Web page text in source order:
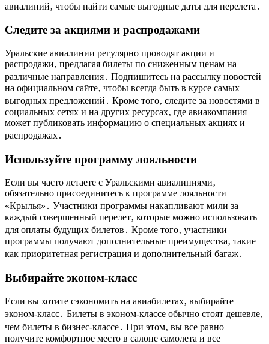
авиалиний‚ чтобы найти самые выгодные даты для перелета․
Следите за акциями и распродажами
Уральские авиалинии регулярно проводят акции и
распродажи‚ предлагая билеты по сниженным ценам на
различные направления․ Подпишитесь на рассылку новостей
на официальном сайте‚ чтобы всегда быть в курсе самых
выгодных предложений․ Кроме того‚ следите за новостями в
социальных сетях и на других ресурсах‚ где авиакомпания
может публиковать информацию о специальных акциях и
распродажах․
Используйте программу лояльности
Если вы часто летаете с Уральскими авиалиниями‚
обязательно присоединитесь к программе лояльности
«Крылья»․ Участники программы накапливают мили за
каждый совершенный перелет‚ которые можно использовать
для оплаты будущих билетов․ Кроме того‚ участники
программы получают дополнительные преимущества‚ такие
как приоритетная регистрация и дополнительный багаж․
Выбирайте эконом-класс
Если вы хотите сэкономить на авиабилетах‚ выбирайте
эконом-класс․ Билеты в эконом-классе обычно стоят дешевле‚
чем билеты в бизнес-классе․ При этом‚ вы все равно
получите комфортное место в салоне самолета и все